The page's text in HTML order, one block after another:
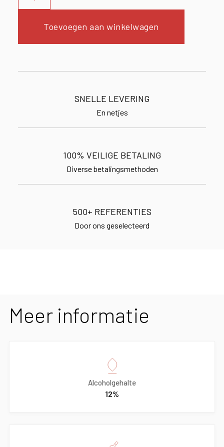
Toevoegen aan winkelwagen
SNELLE LEVERING
En netjes
100% VEILIGE BETALING
Diverse betalingsmethoden
500+ REFERENTIES
Door ons geselecteerd
Meer informatie
Alcoholgehalte
12%